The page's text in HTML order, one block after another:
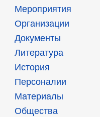
Мероприятия
Организации
Документы
Литература
История
Персоналии
Материалы
Общества